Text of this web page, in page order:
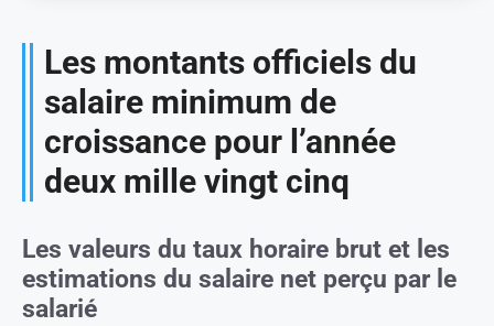
Les montants officiels du
salaire minimum de
croissance pour l’année
deux mille vingt cinq
Les valeurs du taux horaire brut et les
estimations du salaire net perçu par le
salarié